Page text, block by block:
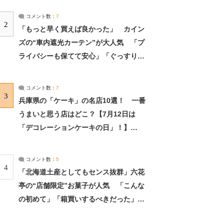
2
コメント数： 7
「もっと早く買えば良かった」 カイン
ズの“車内遮光カーテン”が大人気 「プ
ライバシーも保てて安心」「ぐっすり眠
3
コメント数： 7
兵庫県の「ケーキ」の名店10選！ 一番
うまいと思う店はどこ？【7月12日は
「デコレーションケーキの日」！】
4
コメント数： 5
「北海道土産としてもセンス抜群」六花
亭の“店舗限定”お菓子が人気 「こんな
の初めて」「箱買いするべきだった」